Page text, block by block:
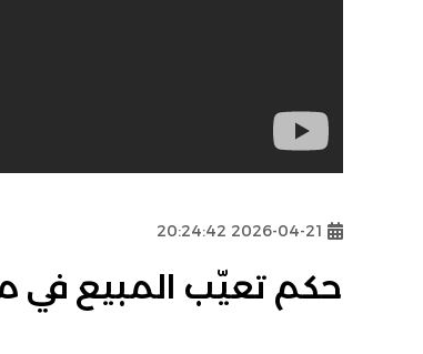
2026-04-21 20:24:42
حكم تعيّب المبيع في